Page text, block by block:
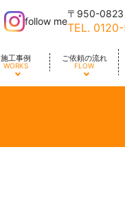
施工事例
WORKS
ご依頼の流れ
FLOW
follow me
〒950-
TEL.